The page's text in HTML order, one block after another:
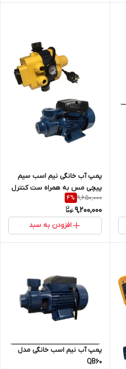
پمپ آب خانگی نیم اسب سیم
پیچی مس به همراه ست کنترل
/ اتومات برند اسکواردی
9,650,000
4%
9,200,000
افزودن به سبد
پمپ آب نیم اسب خانگی مدل
QB60